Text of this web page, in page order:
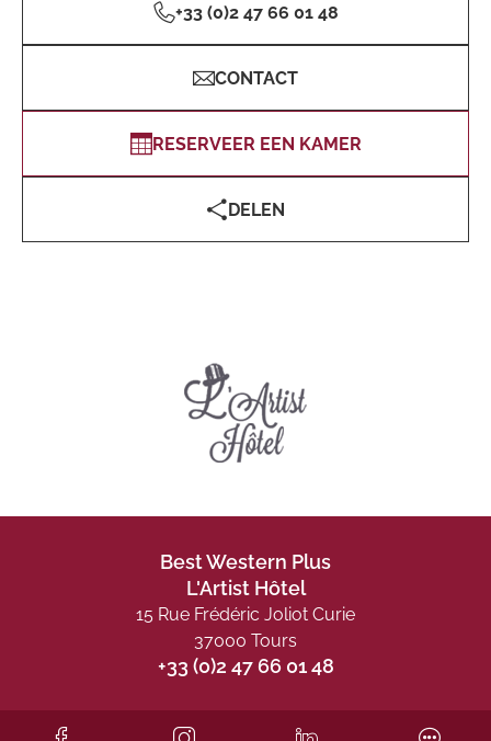
+33 (0)2 47 66 01 48
CONTACT
RESERVEER EEN KAMER
DELEN
Best Western Plus
L'Artist Hôtel
15 Rue Frédéric Joliot Curie
37000 Tours
+33 (0)2 47 66 01 48